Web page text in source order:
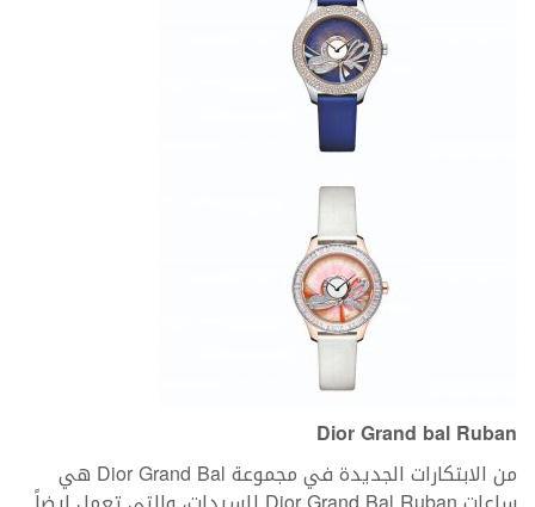
Dior Grand bal Ruban
من الابتكارات الجديدة في مجموعة Dior Grand Bal هي